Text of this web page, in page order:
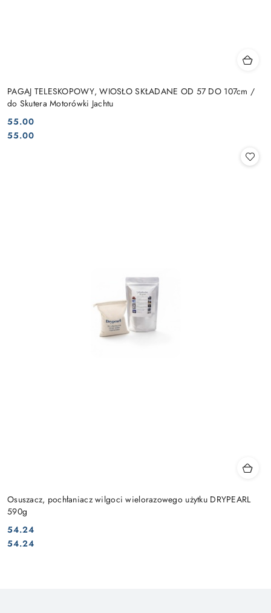
PAGAJ TELESKOPOWY, WIOSŁO SKŁADANE OD 57 DO 107cm /
do Skutera Motorówki Jachtu
Cena:
55.00
Cena:
55.00
Osuszacz, pochłaniacz wilgoci wielorazowego użytku DRYPEARL
590g
Cena:
54.24
Cena:
54.24